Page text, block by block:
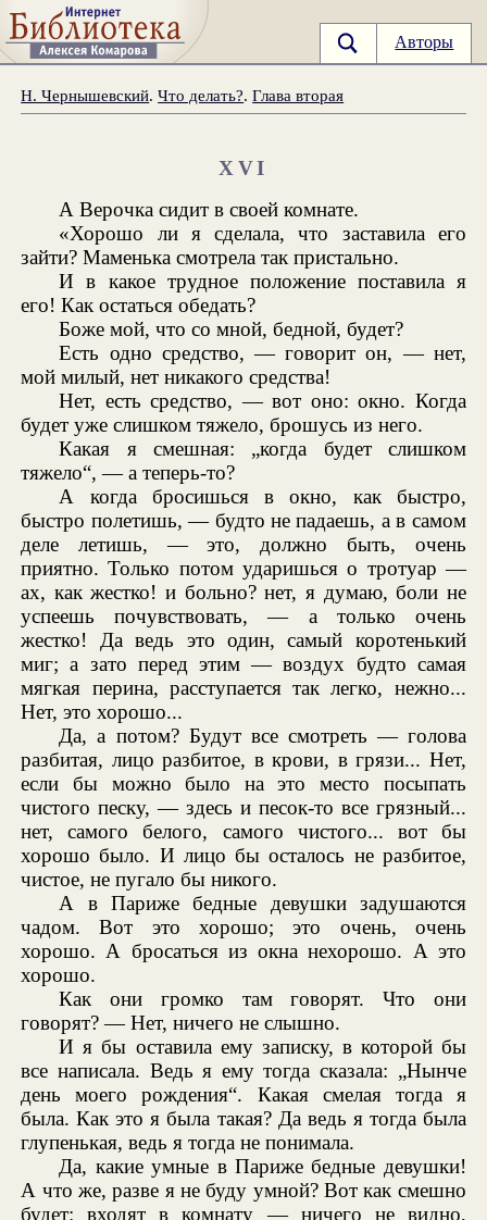
Авторы
Н. Чернышевский.Что делать?.Глава вторая
XVI
А Верочка сидит в своей комнате.
«Хорошо ли я сделала, что заставила его
зайти? Маменька смотрела так пристально.
И в какое трудное положение поставила я
его! Как остаться обедать?
Боже мой, что со мной, бедной, будет?
Есть одно средство, — говорит он, — нет,
мой милый, нет никакого средства!
Нет, есть средство, — вот оно: окно. Когда
будет уже слишком тяжело, брошусь из него.
Какая я смешная: „когда будет слишком
тяжело“, — а теперь-то?
А когда бросишься в окно, как быстро,
быстро полетишь, — будто не падаешь, а в самом
деле летишь, — это, должно быть, очень
приятно. Только потом ударишься о тротуар —
ах, как жестко! и больно? нет, я думаю, боли не
успеешь почувствовать, — а только очень
жестко! Да ведь это один, самый коротенький
миг; а зато перед этим — воздух будто самая
мягкая перина, расступается так легко, нежно...
Нет, это хорошо...
Да, а потом? Будут все смотреть — голова
разбитая, лицо разбитое, в крови, в грязи... Нет,
если бы можно было на это место посыпать
чистого песку, — здесь и песок-то все грязный...
нет, самого белого, самого чистого... вот бы
хорошо было. И лицо бы осталось не разбитое,
чистое, не пугало бы никого.
А в Париже бедные девушки задушаются
чадом. Вот это хорошо; это очень, очень
хорошо. А бросаться из окна нехорошо. А это
хорошо.
Как они громко там говорят. Что они
говорят? — Нет, ничего не слышно.
И я бы оставила ему записку, в которой бы
все написала. Ведь я ему тогда сказала: „Нынче
день моего рождения“. Какая смелая тогда я
была. Как это я была такая? Да ведь я тогда была
глупенькая, ведь я тогда не понимала.
Да, какие умные в Париже бедные девушки!
А что же, разве я не буду умной? Вот как смешно
будет: входят в комнату — ничего не видно,